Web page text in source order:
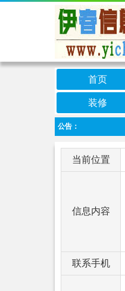
首页
装修
公告：
当前位置
信息内容
联系手机